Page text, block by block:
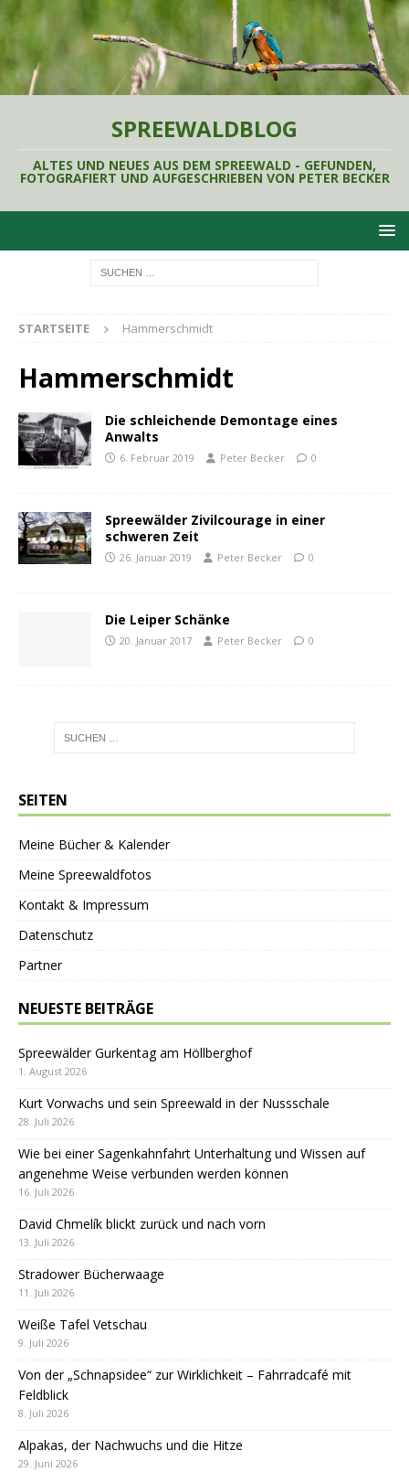
SPREEWALDBLOG
ALTES UND NEUES AUS DEM SPREEWALD - GEFUNDEN,
FOTOGRAFIERT UND AUFGESCHRIEBEN VON PETER BECKER
STARTSEITE Hammerschmidt
Hammerschmidt
Die schleichende Demontage eines
Anwalts
6. Februar 2019 Peter Becker 0
Spreewälder Zivilcourage in einer
schweren Zeit
26. Januar 2019 Peter Becker 0
Die Leiper Schänke
20. Januar 2017 Peter Becker 0
SEITEN
Meine Bücher & Kalender
Meine Spreewaldfotos
Kontakt & Impressum
Datenschutz
Partner
NEUESTE BEITRÄGE
Spreewälder Gurkentag am Höllberghof
1. August 2026
Kurt Vorwachs und sein Spreewald in der Nussschale
28. Juli 2026
Wie bei einer Sagenkahnfahrt Unterhaltung und Wissen auf
angenehme Weise verbunden werden können
16. Juli 2026
David Chmelík blickt zurück und nach vorn
13. Juli 2026
Stradower Bücherwaage
11. Juli 2026
Weiße Tafel Vetschau
9. Juli 2026
Von der „Schnapsidee“ zur Wirklichkeit – Fahrradcafé mit
Feldblick
8. Juli 2026
Alpakas, der Nachwuchs und die Hitze
29. Juni 2026